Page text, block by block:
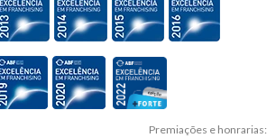
Premiações e honrarias: